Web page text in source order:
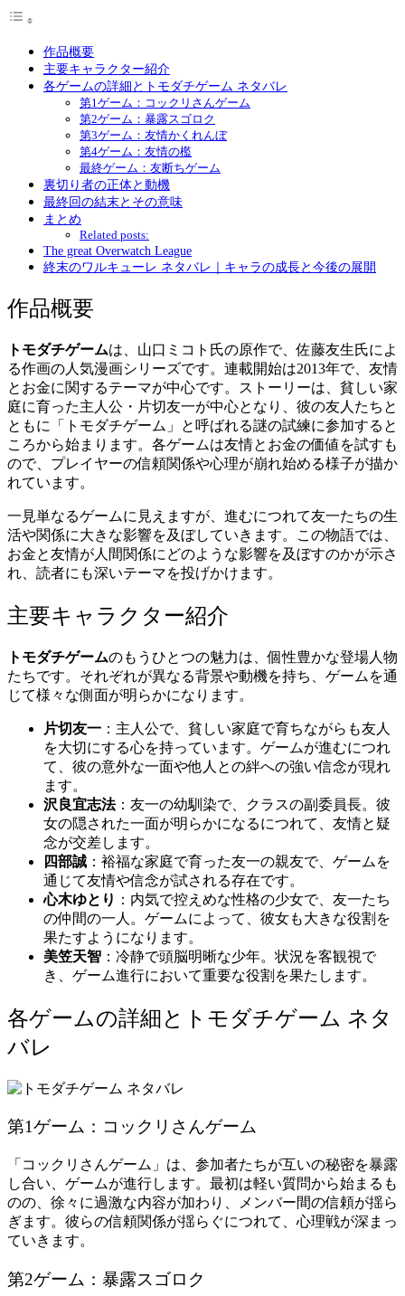
作品概要
主要キャラクター紹介
各ゲームの詳細とトモダチゲーム ネタバレ
第1ゲーム：コックリさんゲーム
第2ゲーム：暴露スゴロク
第3ゲーム：友情かくれんぼ
第4ゲーム：友情の檻
最終ゲーム：友断ちゲーム
裏切り者の正体と動機
最終回の結末とその意味
まとめ
Related posts:
The great Overwatch League
終末のワルキューレ ネタバレ｜キャラの成長と今後の展開
作品概要
トモダチゲームは、山口ミコト氏の原作で、佐藤友生氏によ
る作画の人気漫画シリーズです。連載開始は2013年で、友情
とお金に関するテーマが中心です。ストーリーは、貧しい家
庭に育った主人公・片切友一が中心となり、彼の友人たちと
ともに「トモダチゲーム」と呼ばれる謎の試練に参加すると
ころから始まります。各ゲームは友情とお金の価値を試すも
ので、プレイヤーの信頼関係や心理が崩れ始める様子が描か
れています。
一見単なるゲームに見えますが、進むにつれて友一たちの生
活や関係に大きな影響を及ぼしていきます。この物語では、
お金と友情が人間関係にどのような影響を及ぼすのかが示さ
れ、読者にも深いテーマを投げかけます。
主要キャラクター紹介
トモダチゲームのもうひとつの魅力は、個性豊かな登場人物
たちです。それぞれが異なる背景や動機を持ち、ゲームを通
じて様々な側面が明らかになります。
片切友一 ：主人公で、貧しい家庭で育ちながらも友人
を大切にする心を持っています。ゲームが進むにつれ
て、彼の意外な一面や他人との絆への強い信念が現れ
ます。
沢良宜志法：友一の幼馴染で、クラスの副委員長。彼
女の隠された一面が明らかになるにつれて、友情と疑
念が交差します。
四部誠 ：裕福な家庭で育った友一の親友で、ゲームを
通じて友情や信念が試される存在です。
心木ゆとり ：内気で控えめな性格の少女で、友一たち
の仲間の一人。ゲームによって、彼女も大きな役割を
果たすようになります。
美笠天智 ：冷静で頭脳明晰な少年。状況を客観視で
き、ゲーム進行において重要な役割を果たします。
各ゲームの詳細とトモダチゲーム ネタ
バレ
第1ゲーム：コックリさんゲーム
「コックリさんゲーム」は、参加者たちが互いの秘密を暴露
し合い、ゲームが進行します。最初は軽い質問から始まるも
のの、徐々に過激な内容が加わり、メンバー間の信頼が揺ら
ぎます。彼らの信頼関係が揺らぐにつれて、心理戦が深まっ
ていきます。
第2ゲーム：暴露スゴロク